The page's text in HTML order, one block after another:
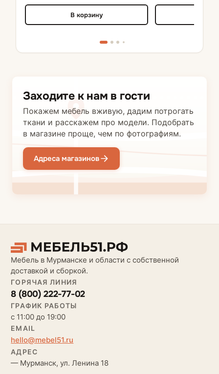
В корзину
Заходите к нам в гости
Покажем мебель вживую, дадим потрогать
ткани и расскажем про модели. Подобрать
в магазине проще, чем по фотографиям.
Адреса магазинов
Мебель в Мурманске и области с собственной
доставкой и сборкой.
ГОРЯЧАЯ ЛИНИЯ
8 (800) 222-77-02
ГРАФИК РАБОТЫ
с 11:00 до 19:00
EMAIL
hello@mebel51.ru
АДРЕС
— Мурманск, ул. Ленина 18